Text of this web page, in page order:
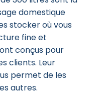
domestique
stocker où vous
fine et
conçus pour
clients. Leur
permet de les
autres.